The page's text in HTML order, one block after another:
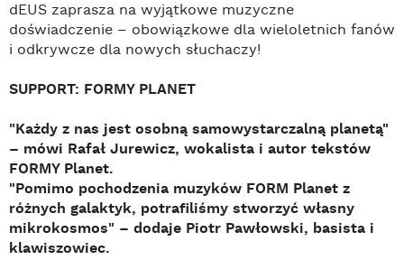
dEUS zaprasza na wyjątkowe muzyczne
doświadczenie – obowiązkowe dla wieloletnich fanów
i odkrywcze dla nowych słuchaczy!
SUPPORT: FORMY PLANET
"Każdy z nas jest osobną samowystarczalną planetą"
– mówi Rafał Jurewicz, wokalista i autor tekstów
FORMY Planet.
"Pomimo pochodzenia muzyków FORM Planet z
różnych galaktyk, potrafiliśmy stworzyć własny
mikrokosmos" – dodaje Piotr Pawłowski, basista i
klawiszowiec.